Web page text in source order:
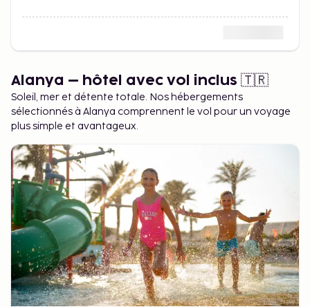
Alanya – hôtel avec vol inclus 🇹🇷
Soleil, mer et détente totale. Nos hébergements
sélectionnés à Alanya comprennent le vol pour un voyage
plus simple et avantageux.